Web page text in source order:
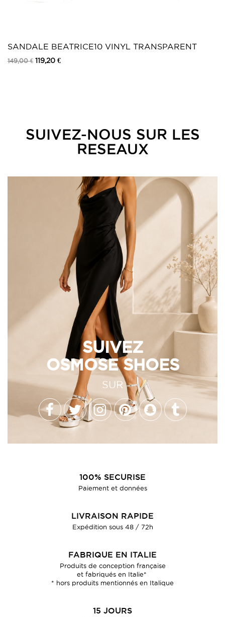
SANDALE BEATRICE10 VINYL TRANSPARENT
149,00 € 119,20 €
SUIVEZ-NOUS SUR LES
RESEAUX
SUIVEZ
OSMOSE SHOES
SUR
100% SECURISE
Paiement et données
LIVRAISON RAPIDE
Expédition sous 48 / 72h
FABRIQUE EN ITALIE
Produits de conception française
et fabriqués en Italie*
* hors produits mentionnés en Italique
15 JOURS